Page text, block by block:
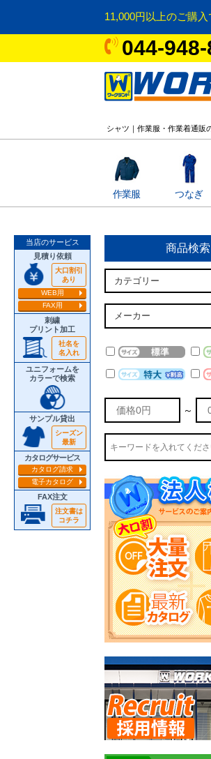
11,000円以上のご購
044-
シャツ｜作業服・作業着通販
作業服 つなぎ
当店のサービス
見積り依頼
大口割引
あり
WEB用
FAX用
刺繍
プリント加工
社名を
名入れ
ユニフォームを
カラーで検索
サンプル貸出
シーズン
最新
カタログサービス
カタログ請求
電子カタログ
FAX注文
注文書は
コチラ
商品検索
～